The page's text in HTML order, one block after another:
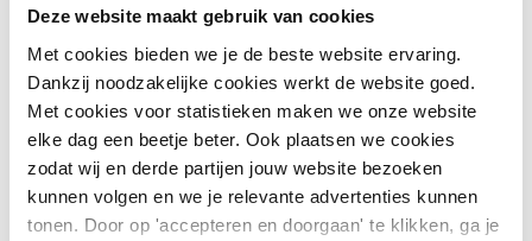
Deze website maakt gebruik van cookies
Met cookies bieden we je de beste website ervaring.
Dankzij noodzakelijke cookies werkt de website goed.
Met cookies voor statistieken maken we onze website
elke dag een beetje beter. Ook plaatsen we cookies
zodat wij en derde partijen jouw website bezoeken
kunnen volgen en we je relevante advertenties kunnen
tonen. Door op 'accepteren en doorgaan' te klikken, ga je
of de motor opnieuw geprogrammeerd moet
worden
of de motor vervangen moet worden
Is het een dure reparatie?